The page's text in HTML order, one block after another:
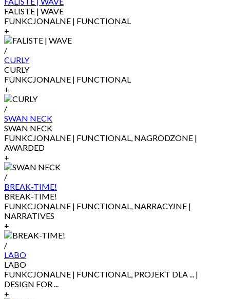
FALISTE | WAVE
FUNKCJONALNE | FUNCTIONAL
+
/
CURLY
CURLY
FUNKCJONALNE | FUNCTIONAL
+
/
SWAN NECK
SWAN NECK
FUNKCJONALNE | FUNCTIONAL, NAGRODZONE |
AWARDED
+
/
BREAK-TIME!
BREAK-TIME!
FUNKCJONALNE | FUNCTIONAL, NARRACYJNE |
NARRATIVES
+
/
LABO
LABO
FUNKCJONALNE | FUNCTIONAL, PROJEKT DLA ... |
DESIGN FOR ...
+